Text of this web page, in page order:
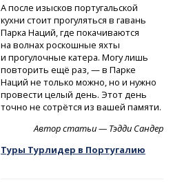
А после изысков португальской
кухни стоит прогуляться в гавань
Парка Наций, где покачиваются
на волнах роскошные яхты
и прогулочные катера. Могу лишь
повторить ещё раз, — в Парке
Наций не только можно, но и нужно
провести целый день. Этот день
точно не сотрётся из вашей памяти.
Автор статьи — Тэдди Сандер
Туры Турлидер в Португалию